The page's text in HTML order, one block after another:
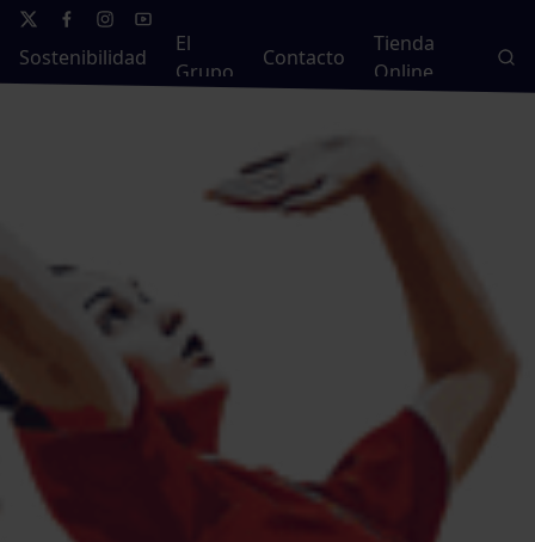
Sostenibilidad
El
Grupo
Contacto
Tienda
Online